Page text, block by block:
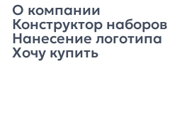
О компании
Конструктор наборов
Нанесение логотипа
Хочу купить